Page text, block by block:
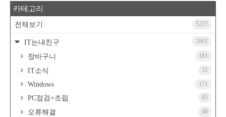
카테고리
전체보기 5237
IT는내친구 1601
장바구니 181
IT소식 21
Windows 171
PC점검+조립 85
오류해결 40